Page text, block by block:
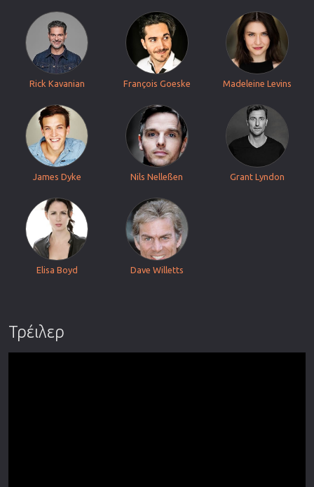
Rick Kavanian François Goeske Madeleine Levins
James Dyke Nils Nelleßen Grant Lyndon
Elisa Boyd Dave Willetts
Τρέιλερ